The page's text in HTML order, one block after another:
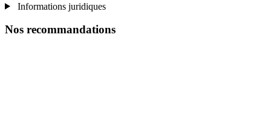
Informations juridiques
Nos recommandations